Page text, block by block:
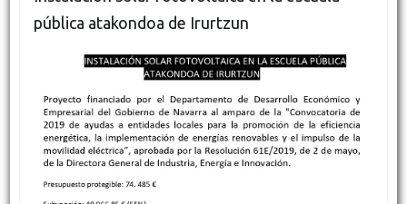
pública atakondoa de Irurtzun